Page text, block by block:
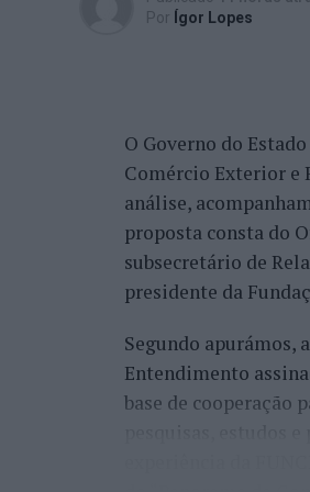
reconhecimento se
venda do imóvel
revelou.
A procura
“crescimento da
Além da procura
está também a
espanhóis”.
Por Ígor Lopes
O Governo do
Comércio Exterior e
análise,
proposta consta do
subsecretário de
presidente da
Segundo apurámos,
Entendimento
base de cooperação